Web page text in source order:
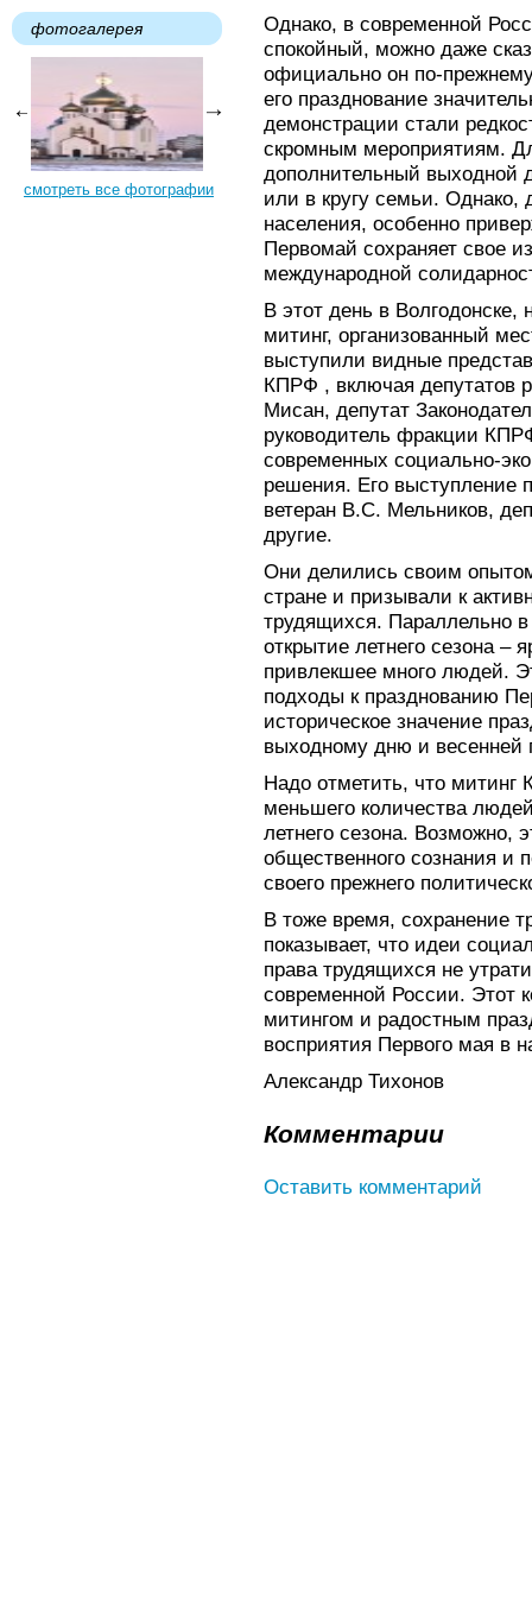
фотогалерея
смотреть все фотографии
Однако, в современной
спокойный, можно даже
официально он по-
его празднование
демонстрации стали
скромным мероприятиям.
дополнительный выходной
или в кругу семьи. Однако,
населения, особенно
Первомай сохраняет свое
международной
В этот день в
митинг, организованный
выступили видные
КПРФ , включая депутатов
Мисан, депутат
руководитель фракции
современных социально-
решения. Его выступление
ветеран В.С. Мельников,
другие.
Они делились своим
стране и призывали к
трудящихся. Параллельно
открытие летнего сезона –
привлекшее много людей.
подходы к празднованию
историческое значение
выходному дню и весенней
Надо отметить, что митинг
меньшего количества
летнего сезона. Возможно,
общественного сознания и
своего прежнего
В тоже время, сохранение
показывает, что идеи
права трудящихся не
современной России. Этот
митингом и радостным
восприятия Первого мая в
Александр Тихонов
Комментарии
Оставить комментарий